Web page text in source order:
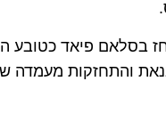
בסלאם פיאד כטובע
והתחזקות